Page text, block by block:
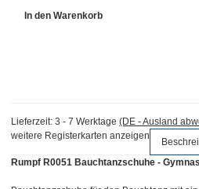
In den Warenkorb
Lieferzeit: 3 - 7 Werktage (DE - Ausland
weitere Registerkarten anzeigen
Rumpf R0051 Bauchtanzschuhe -